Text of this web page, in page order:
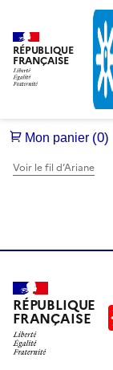
RÉPUBLIQUE
FRANÇAISE
Voir le fil d’Ariane
RÉPUBLIQUE
FRANÇAISE